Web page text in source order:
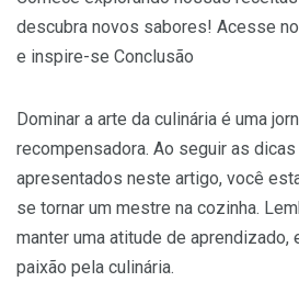
descubra novos sabores! Acesse
e inspire-se Conclusão
Dominar a arte da culinária é uma
recompensadora. Ao seguir as
apresentados neste artigo, você
se tornar um mestre na cozinha.
manter uma atitude de aprendizado,
paixão pela culinária.